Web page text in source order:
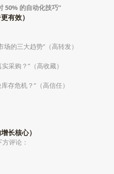
50% 的自动化技巧”
有效）
的三大趋势”（高转发）
采购？”（高收藏）
存危机？”（高信任）
长核心）
评论：